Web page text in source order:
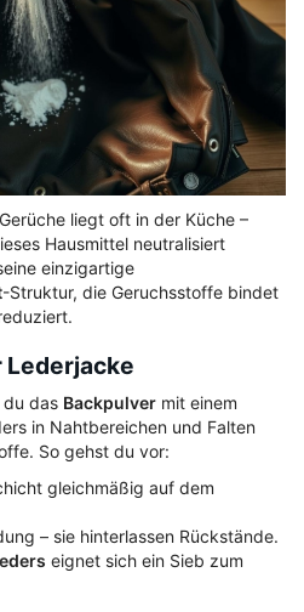
liegt oft in der Küche –
Hausmittel neutralisiert
einzigartige
-Struktur, die Geruchsstoffe bindet
Lederjacke
du das Backpulver mit einem
in Nahtbereichen und Falten
So gehst du vor:
gleichmäßig auf dem
– sie hinterlassen Rückstände.
eignet sich ein Sieb zum